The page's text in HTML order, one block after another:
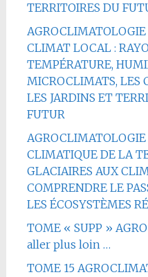
TERRITOIRES DU
CLIMAT LOCAL :
TEMPÉRATURE,
MICROCLIMATS, LES
LES JARDINS ET
FUTUR
AGROCLIMATOLOGIE
CLIMATIQUE DE LA
GLACIAIRES AUX
COMPRENDRE LE
LES ÉCOSYSTÈMES
TOME « SUPP »
aller plus loin …
TOME 15